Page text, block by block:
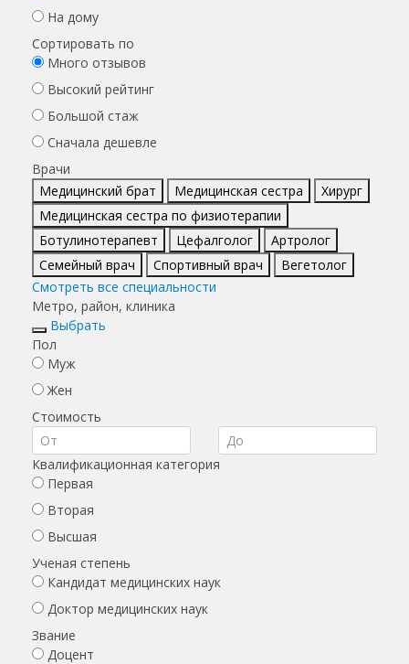
На дому
Сортировать по
Много отзывов
Высокий рейтинг
Большой стаж
Сначала дешевле
Врачи
Медицинский брат
Медицинская сестра
Хирург
Медицинская сестра по физиотерапии
Ботулинотерапевт
Цефалголог
Артролог
Семейный врач
Спортивный врач
Вегетолог
Смотреть все специальности
Метро, район, клиника
Выбрать
Пол
Муж
Жен
Стоимость
Квалификационная категория
Первая
Вторая
Высшая
Ученая степень
Кандидат медицинских наук
Доктор медицинских наук
Звание
Доцент